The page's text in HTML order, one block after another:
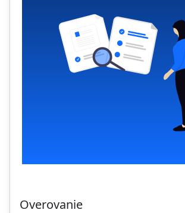
Overovanie